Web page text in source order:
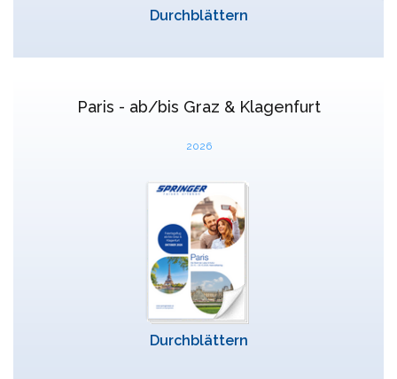
Durchblättern
Paris - ab/bis Graz & Klagenfurt
2026
Durchblättern